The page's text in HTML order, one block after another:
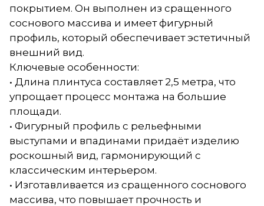
покрытием. Он выполнен из сращенного
соснового массива и имеет фигурный
профиль, который обеспечивает эстетичный
внешний вид.
Ключевые особенности:
• Длина плинтуса составляет 2,5 метра, что
упрощает процесс монтажа на большие
площади.
• Фигурный профиль с рельефными
выступами и впадинами придаёт изделию
роскошный вид, гармонирующий с
классическим интерьером.
• Изготавливается из сращенного соснового
массива, что повышает прочность и